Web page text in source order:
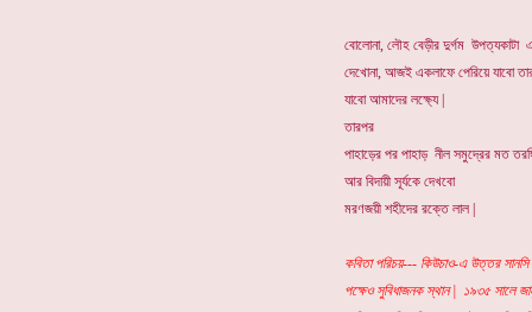
বোলোনা, লৌহ বেড়ীর দুর্গম উপত্যকাটা
দেখোনা, আজই একলাফে পেরিয়ে যাবো
যাবো আমাদের লক্ষ্যে |
তারপর
পাহাড়ের পর পাহাড় নীল সমুদ্রের মত
আর বিদায়ী সূর্যকে দেখবো
মরণজয়ী শহীদের রক্তে লাল |
কবিতা পরিচয়--- কিউচাও-এ উত্তর সানসি
পক্ষেও সুবিধাজনক স্থান | ১৯৩৫ সালে